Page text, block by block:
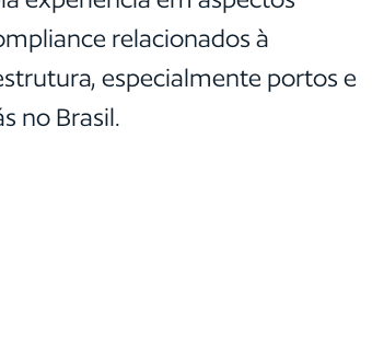
relacionados à
especialmente portos e
no Brasil.